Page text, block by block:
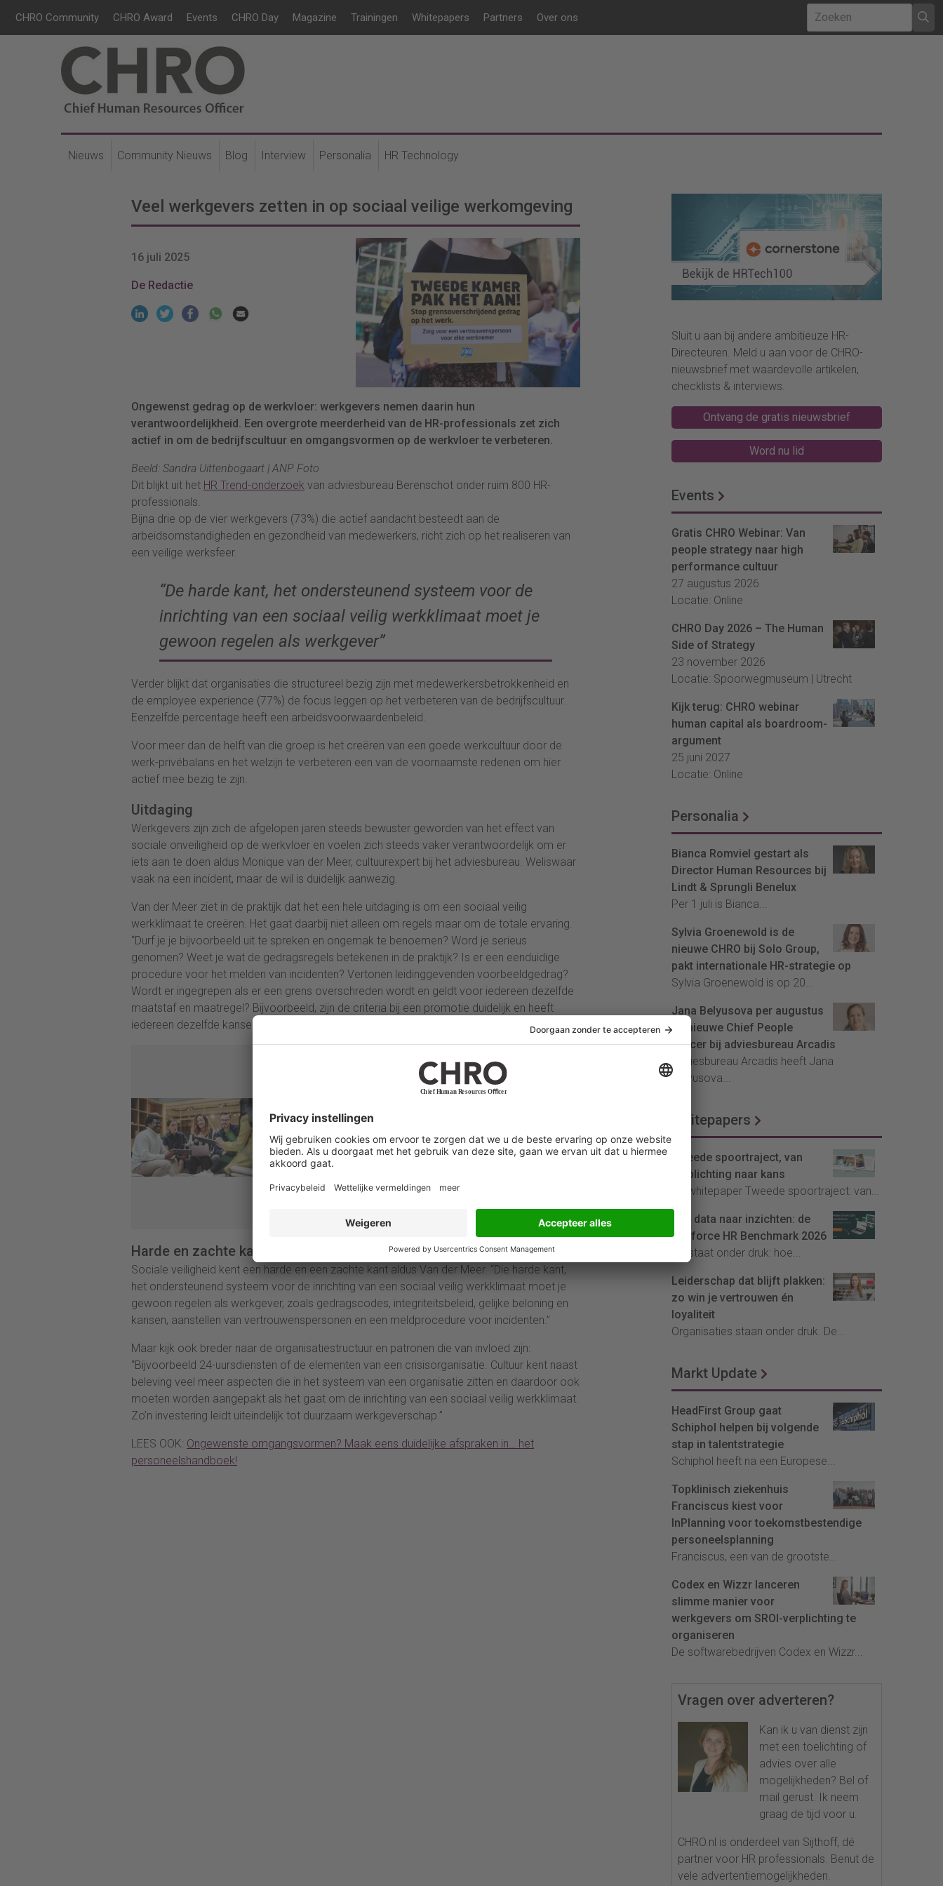
CHRO Community CHRO Award Events CHRO Day Magazine Trainingen Whitepapers Partners Over ons
Nieuws Community Nieuws Blog Interview Personalia HR Technology
Veel werkgevers zetten in op sociaal veilige werkomgeving
16 juli 2025
De Redactie
Ongewenst gedrag op de werkvloer: werkgevers nemen daarin hun
verantwoordelijkheid. Een overgrote meerderheid van de HR-professionals zet zich
actief in om de bedrijfscultuur en omgangsvormen op de werkvloer te verbeteren.
Beeld: Sandra Uittenbogaart | ANP Foto
Dit blijkt uit het HR Trend-onderzoek van adviesbureau Berenschot onder ruim 800 HR-
professionals.
Bijna drie op de vier werkgevers (73%) die actief aandacht besteedt aan de
arbeidsomstandigheden en gezondheid van medewerkers, richt zich op het realiseren van
een veilige werksfeer.
“De harde kant, het ondersteunend systeem voor de
inrichting van een sociaal veilig werkklimaat moet je
gewoon regelen als werkgever”
Verder blijkt dat organisaties die structureel bezig zijn met medewerkersbetrokkenheid en
de employee experience (77%) de focus leggen op het verbeteren van de bedrijfscultuur.
Eenzelfde percentage heeft een arbeidsvoorwaardenbeleid.
Voor meer dan de helft van die groep is het creëren van een goede werkcultuur door de
werk-privébalans en het welzijn te verbeteren een van de voornaamste redenen om hier
actief mee bezig te zijn.
Uitdaging
Werkgevers zijn zich de afgelopen jaren steeds bewuster geworden van het effect van
sociale onveiligheid op de werkvloer en voelen zich steeds vaker verantwoordelijk om er
iets aan te doen aldus Monique van der Meer, cultuurexpert bij het adviesbureau. Weliswaar
vaak na een incident, maar de wil is duidelijk aanwezig.
Van der Meer ziet in de praktijk dat het een hele uitdaging is om een sociaal veilig
werkklimaat te creëren. Het gaat daarbij niet alleen om regels maar om de totale ervaring.
“Durf je je bijvoorbeeld uit te spreken en ongemak te benoemen? Word je serieus
genomen? Weet je wat de gedragsregels betekenen in de praktijk? Is er een eenduidige
procedure voor het melden van incidenten? Vertonen leidinggevenden voorbeeldgedrag?
Wordt er ingegrepen als er een grens overschreden wordt en geldt voor iedereen dezelfde
maatstaf en maatregel? Bijvoorbeeld, zijn de criteria bij een promotie duidelijk en heeft
iedereen dezelfde kansen?”
Collegereeks Cultuurverandering en gedrag
In samenwerking met TIAS School for Business and
Society biedt HR Academy je inzicht in cultuur en gedrag in
organisaties. Door een combinatie van wetenschappelijke
inzichten en praktijkgerichte interventies krijg je concrete
handvatten om gedrag effectief te sturen en duurzame
Harde en zachte kant
Sociale veiligheid kent een harde en een zachte kant aldus Van der Meer. “Die harde kant,
het ondersteunend systeem voor de inrichting van een sociaal veilig werkklimaat moet je
gewoon regelen als werkgever, zoals gedragscodes, integriteitsbeleid, gelijke beloning en
kansen, aanstellen van vertrouwenspersonen en een meldprocedure voor incidenten.”
Maar kijk ook breder naar de organisatiestructuur en patronen die van invloed zijn:
“Bijvoorbeeld 24-uursdiensten of de elementen van een crisisorganisatie. Cultuur kent naast
beleving veel meer aspecten die in het systeem van een organisatie zitten en daardoor ook
moeten worden aangepakt als het gaat om de inrichting van een sociaal veilig werkklimaat.
Zo’n investering leidt uiteindelijk tot duurzaam werkgeverschap.”
LEES OOK: Ongewenste omgangsvormen? Maak eens duidelijke afspraken in… het
personeelshandboek!
Sluit u aan bij andere ambitieuze HR-
Directeuren. Meld u aan voor de CHRO-
nieuwsbrief met waardevolle artikelen,
checklists & interviews.
Ontvang de gratis nieuwsbrief
Word nu lid
Events
Gratis CHRO Webinar: Van
people strategy naar high
performance cultuur
27 augustus 2026
Locatie: Online
CHRO Day 2026 – The Human
Side of Strategy
23 november 2026
Locatie: Spoorwegmuseum | Utrecht
Kijk terug: CHRO webinar
human capital als boardroom-
argument
25 juni 2027
Locatie: Online
Personalia
Bianca Romviel gestart als
Director Human Resources bij
Lindt & Sprungli Benelux
Per 1 juli is Bianca...
Sylvia Groenewold is de
nieuwe CHRO bij Solo Group,
pakt internationale HR-strategie op
Sylvia Groenewold is op 20...
Jana Belyusova per augustus
de nieuwe Chief People
Officer bij adviesbureau Arcadis
Adviesbureau Arcadis heeft Jana
Belyusova...
Whitepapers
Tweede spoortraject, van
verplichting naar kans
De whitepaper Tweede spoortraject: van...
Van data naar inzichten: de
Youforce HR Benchmark 2026
HR staat onder druk: hoe...
Leiderschap dat blijft plakken:
zo win je vertrouwen én
loyaliteit
Organisaties staan onder druk. De...
Markt Update
HeadFirst Group gaat
Schiphol helpen bij volgende
stap in talentstrategie
Schiphol heeft na een Europese...
Topklinisch ziekenhuis
Franciscus kiest voor
InPlanning voor toekomstbestendige
personeelsplanning
Franciscus, een van de grootste...
Codex en Wizzr lanceren
slimme manier voor
werkgevers om SROI-verplichting te
organiseren
De softwarebedrijven Codex en Wizzr...
Vragen over adverteren?
Kan ik u van dienst zijn
met een toelichting of
advies over alle
mogelijkheden? Bel of
mail gerust. Ik neem
graag de tijd voor u.
CHRO.nl is onderdeel van Sijthoff, dé
partner voor HR professionals. Benut de
vele advertentiemogelijkheden.